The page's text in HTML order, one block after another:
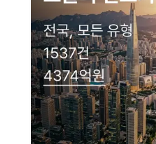
네이버 지
현재 네이버 지도 연결이 원활하
이용에 불편을
다시